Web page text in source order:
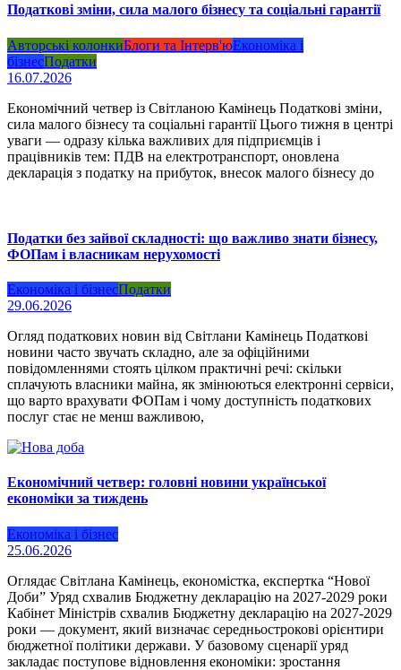
Податкові зміни, сила малого бізнесу та соціальні гарантії
Авторські колонкиБлоги та Інтерв'юЕкономіка і
бізнесПодатки
16.07.2026
Економічний четвер із Світланою Камінець Податкові зміни,
сила малого бізнесу та соціальні гарантії Цього тижня в центрі
уваги — одразу кілька важливих для підприємців і
працівників тем: ПДВ на електротранспорт, оновлена
декларація з податку на прибуток, внесок малого бізнесу до
Податки без зайвої складності: що важливо знати бізнесу,
ФОПам і власникам нерухомості
Економіка і бізнесПодатки
29.06.2026
Огляд податкових новин від Світлани Камінець Податкові
новини часто звучать складно, але за офіційними
повідомленнями стоять цілком практичні речі: скільки
сплачують власники майна, як змінюються електронні сервіси,
що варто врахувати ФОПам і чому доступність податкових
послуг стає не менш важливою,
Економічний четвер: головні новини української
економіки за тиждень
Економіка і бізнес
25.06.2026
Оглядає Світлана Камінець, економістка, експертка “Нової
Доби” Уряд схвалив Бюджетну декларацію на 2027-2029 роки
Кабінет Міністрів схвалив Бюджетну декларацію на 2027-2029
роки — документ, який визначає середньострокові орієнтири
бюджетної політики держави. У базовому сценарії уряд
закладає поступове відновлення економіки: зростання